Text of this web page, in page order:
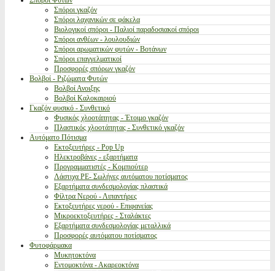
Σπόροι γκαζόν
Σπόροι λαχανικών σε φάκελα
Βιολογικοί σπόροι - Παλιοί παραδοσιακοί σπόροι
Σπόροι ανθέων - λουλουδιών
Σπόροι αρωματικών φυτών - Βοτάνων
Σπόροι επαγγελματικοί
Προσφορές σπόρων γκαζόν
Βολβοί - Ριζώματα Φυτών
Βολβοί Ανοιξης
Βολβοί Καλοκαιριού
Γκαζόν φυσικό - Συνθετικό
Φυσικός χλοοτάπητας - Έτοιμο γκαζόν
Πλαστικός χλοοτάπητας - Συνθετικό γκαζόν
Αυτόματο Πότισμα
Εκτοξευτήρες - Pop Up
Ηλεκτροβάνες - εξαρτήματα
Προγραμματιστές - Κομπιούτερ
Λάστιχα PE- Σωλήνες αυτόματου ποτίσματος
Εξαρτήματα συνδεσμολογίας πλαστικά
Φίλτρα Νερού - Λιπαντήρες
Εκτοξευτήρες νερού - Επιφανείας
Μικροεκτοξευτήρες - Σταλάκτες
Εξαρτήματα συνδεσμολογίας μεταλλικά
Προσφορές αυτόματου ποτίσματος
Φυτοφάρμακα
Μυκητοκτόνα
Εντομοκτόνα - Ακαρεοκτόνα